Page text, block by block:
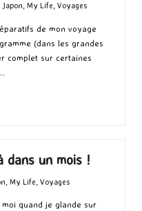
Posted
in
Japon, My Life, Voyages
de mon voyage
(dans les grandes
complet sur certaines
dans un mois !
My Life Voyages
quand je glande sur